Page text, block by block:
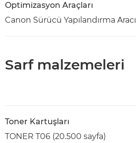
Optimizasyon Araçları
Canon Sürücü Yapılandırma Aracı
Sarf malzemeleri
Toner Kartuşları
TONER T06 (20.500 sayfa)